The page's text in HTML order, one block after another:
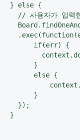
} else {
// 사용자가 입력
if(err) {
}
else {
}
});
}